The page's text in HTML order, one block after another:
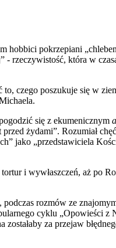
hobbici pokrzepiani
- rzeczywistość, która w
czego poszukuje się w
się z ekumenicznym
żydami”. Rozumiał
jako „przedstawiciela
i wywłaszczeń, aż po
rozmów ze
cyklu „Opowieści z
za przejaw